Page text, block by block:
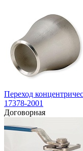
Переход
17378-2001
Договорная